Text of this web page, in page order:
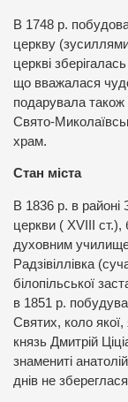
В 1748 р.
церкву
церкві
що вважалася
подарувала також
Свято-
храм.
Стан міста
В 1836 р. в районі
церкви ( ХVIII ст.),
духовним
Радзівіллівка
білопільської
в 1851 р.
Святих, коло
князь Дмитрій
знамениті
днів не